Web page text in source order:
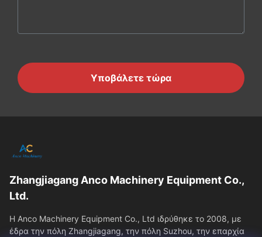
Υποβάλετε τώρα
Zhangjiagang Anco Machinery Equipment Co.,
Ltd.
Η Anco Machinery Equipment Co., Ltd ιδρύθηκε το 2008, με
έδρα την πόλη Zhangjiagang, την πόλη Suzhou, την επαρχία